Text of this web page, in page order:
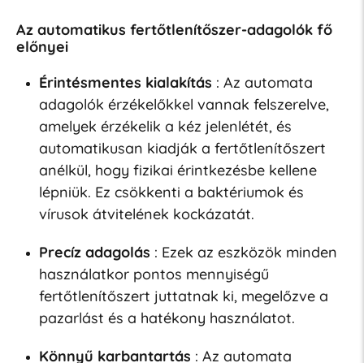
Az automatikus fertőtlenítőszer-adagolók fő
előnyei
Érintésmentes kialakítás : Az automata
adagolók érzékelőkkel vannak felszerelve,
amelyek érzékelik a kéz jelenlétét, és
automatikusan kiadják a fertőtlenítőszert
anélkül, hogy fizikai érintkezésbe kellene
lépniük. Ez csökkenti a baktériumok és
vírusok átvitelének kockázatát.
Precíz adagolás : Ezek az eszközök minden
használatkor pontos mennyiségű
fertőtlenítőszert juttatnak ki, megelőzve a
pazarlást és a hatékony használatot.
Könnyű karbantartás : Az automata